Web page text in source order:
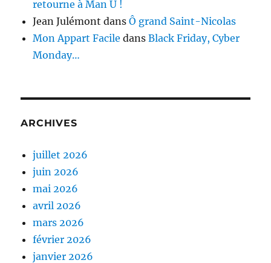
retourne à Man U !
Jean Julémont dansÔ grand Saint-Nicolas
Mon Appart Facile dansBlack Friday, Cyber
Monday…
ARCHIVES
juillet 2026
juin 2026
mai 2026
avril 2026
mars 2026
février 2026
janvier 2026